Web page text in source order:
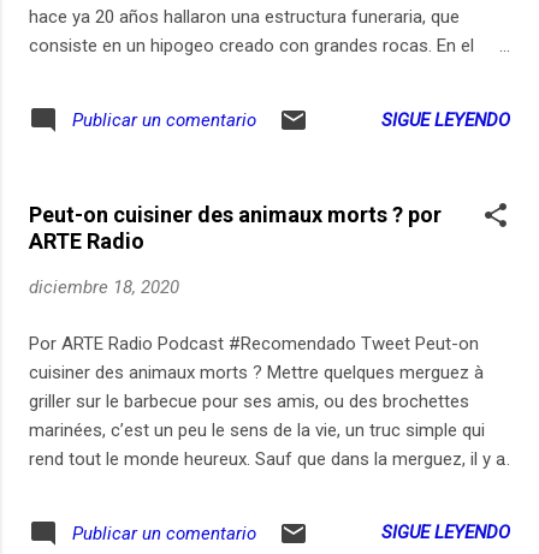
hace ya 20 años hallaron una estructura funeraria, que
consiste en un hipogeo creado con grandes rocas. En el
crecido en la última década y con ello abundantes desechos
han terminado por cubrir esta estructura patrimonial. Junto
como qué se siente ser habitante de Cañasgordas y el
Barrio La Esperanza
Publicar un comentario SIGUE LEYENDO
Peut-on cuisiner des animaux morts ? por
ARTE Radio
diciembre 18, 2020
Por ARTE Radio Podcast #Recomendado Tweet Peut-on
cuisiner des animaux morts ? Mettre quelques merguez à
griller sur le barbecue pour ses amis, ou des brochettes
marinées, c’est un peu le sens de la vie, un truc simple qui
rend tout le monde heureux. Sauf que dans la merguez, il y a
dire qu’on va planter notre fourchette dans des morceaux de
Publicar un comentario SIGUE LEYENDO